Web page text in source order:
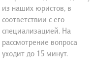
из наших юристов, в
соответствии с его
специализацией. На
рассмотрение вопроса
уходит до 15 минут.